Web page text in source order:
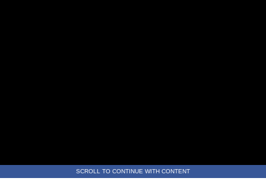
SCROLL TO CONTINUE WITH CONTENT